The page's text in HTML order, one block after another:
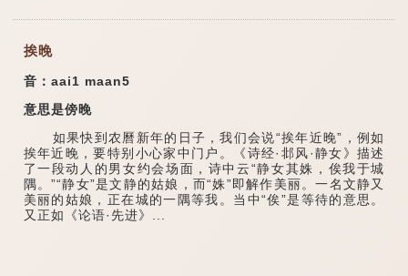
挨晚
音：aai1 maan5
意思是傍晚
如果快到农曆新年的日子，我们会说“挨年近晚”，例如
挨年近晚，要特别小心家中门户。《诗经·邶风·静女》描述
了一段动人的男女约会场面，诗中云“静女其姝，俟我于城
隅。”“静女”是文静的姑娘，而“姝”即解作美丽。一名文静又
美丽的姑娘，正在城的一隅等我。当中“俟”是等待的意思。
又正如《论语·先进》...